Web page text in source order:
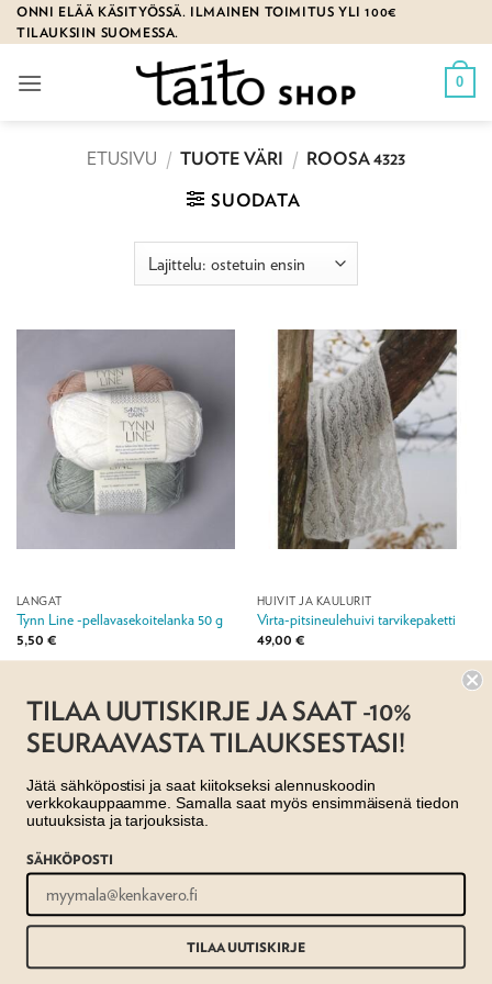
Skip
to
ONNI ELÄÄ KÄSITYÖSSÄ. ILMAINEN TOIMITUS YLI 100€
TILAUKSIIN SUOMESSA.
0
ETUSIVU / TUOTE VÄRI / ROOSA 4323
SUODATA
LANGAT
Tynn Line -pellavasekoitelanka 50 g
5,50 €
HUIVIT JA KAULURIT
Virta-pitsineulehuivi tarvikepaketti
49,00 €
AJANKOHTAISTA
REKISTERISELOSTE
TILAUS- JA TOIMITUSEHDOT
Copyright 2026 ©Taito shop
TILAA UUTISKIRJE JA SAAT -10%
SEURAAVASTA TILAUKSESTASI!
Jätä sähköpostisi ja saat kiitokseksi alennuskoodin
verkkokauppaamme. Samalla saat myös ensimmäisenä tiedon
uutuuksista ja tarjouksista.
SÄHKÖPOSTI
TILAA UUTISKIRJE